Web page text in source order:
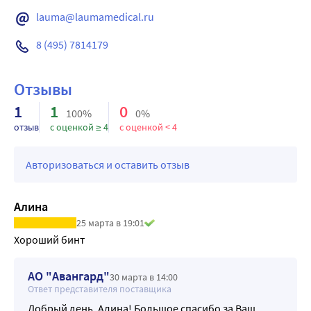
наполнения;
Поддержание и разгрузка мышечно-связочного
аппарата конечностей при травмах и высоких нагрузках;
lauma@laumamedical.ru
8 (495) 7814179
Отзывы
1
отзыв
1 100%
с оценкой ≥ 4
0 0%
с оценкой < 4
Авторизоваться и оставить отзыв
Алина
25 марта в 19:01
Хороший бинт
АО "Авангард"30 марта в 14:00
Ответ представителя поставщика